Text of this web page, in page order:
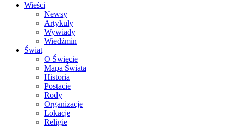
Wieści
Newsy
Artykuły
Wywiady
Wiedźmin
Świat
O Świecie
Mapa Świata
Historia
Postacie
Rody
Organizacje
Lokacje
Religie